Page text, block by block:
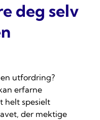
deg selv
utfordring?
erfarne
helt spesielt
der mektige